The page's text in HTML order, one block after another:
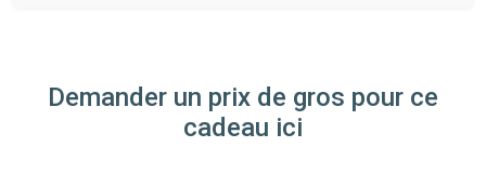
Demander un prix de gros pour ce
cadeau ici